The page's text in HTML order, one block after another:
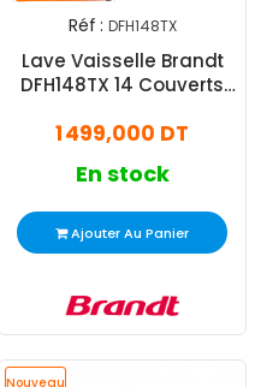
Réf : DFH148TX
Lave Vaisselle Brandt
DFH148TX 14 Couverts
1 499,000 DT
En stock
Ajouter Au Panier
Nouveau